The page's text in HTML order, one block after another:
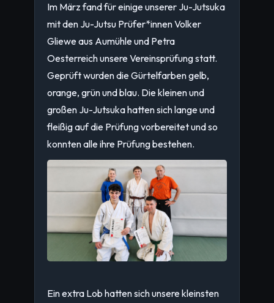
Im März fand für einige unserer Ju-Jutsuka
mit den Ju-Jutsu Prüfer*innen Volker
Gliewe aus Aumühle und Petra
Oesterreich unsere Vereinsprüfung statt.
Geprüft wurden die Gürtelfarben gelb,
orange, grün und blau. Die kleinen und
großen Ju-Jutsuka hatten sich lange und
fleißig auf die Prüfung vorbereitet und so
konnten alle ihre Prüfung bestehen.
Ein extra Lob hatten sich unsere kleinsten